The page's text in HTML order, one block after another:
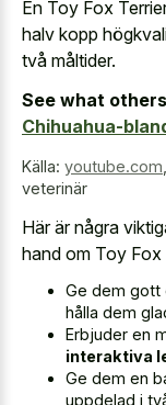
En Toy Fox
halv kopp
två måltider.
See what
Chihuahua-
Källa: youtube.com
veterinär
Här är några
hand om Toy Fox
Ge dem gott
hålla dem
Erbjuder en
interaktiva
Ge dem en
uppdelad i